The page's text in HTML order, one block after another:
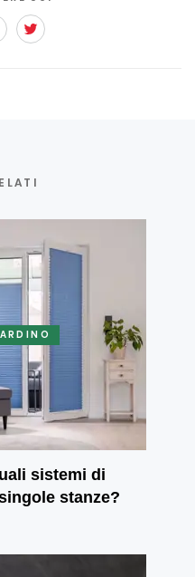
Pinterest
sistemi di
stanze?